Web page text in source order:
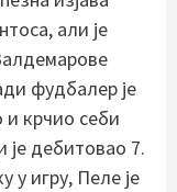
али је
фудбалер је
крчио себи
је дебитовао 7.
у игру, Пеле је